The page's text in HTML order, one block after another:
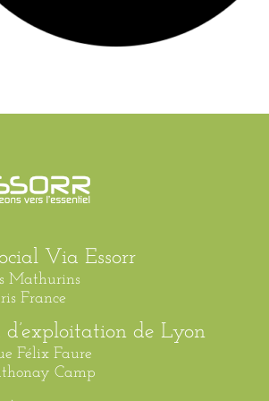
Via Essorr
Mathurins
France
d’exploitation de Lyon
Félix Faure
Camp